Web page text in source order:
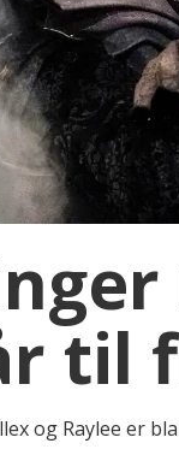
til
og Raylee er